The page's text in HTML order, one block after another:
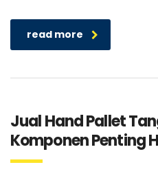
read more
Jual Hand Pallet
Komponen Penting